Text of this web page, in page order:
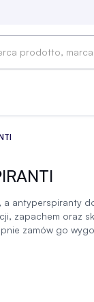
antyperspiranty
zapachem oraz
zamów go